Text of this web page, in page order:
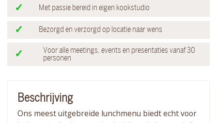
Met passie bereid in eigen kookstudio
Bezorgd en verzorgd op locatie naar wens
Voor alle meetings, events en presentaties vanaf 30
personen
Beschrijving
Ons meest uitgebreide lunchmenu biedt echt voor